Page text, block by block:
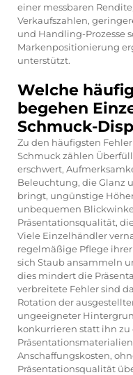
einer messbaren
Verkaufszahlen,
und Handling-Prozesse
Markenpositionierung
unterstützt.
Welche
begehen
Schmuck-
Zu den häufigsten
Schmuck zählen
erschwert,
Beleuchtung, die Glanz
bringt, ungünstige
unbequemen
Präsentationsqualität,
Viele Einzelhändler
regelmäßige Pflege
sich Staub ansammeln
dies mindert die
verbreitete Fehler sind
Rotation der
ungeeigneter
konkurrieren statt ihn zu
Anschaffungskosten,
Präsentationsqualität